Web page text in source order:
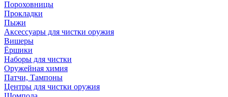
Пороховницы
Прокладки
Пыжи
Аксессуары для чистки оружия
Вишеры
Ёршики
Наборы для чистки
Оружейная химия
Патчи, Тампоны
Центры для чистки оружия